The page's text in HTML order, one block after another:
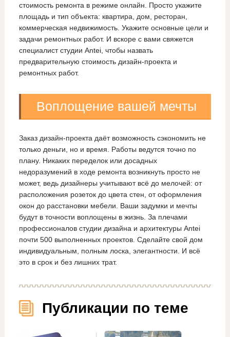
стоимость ремонта в режиме онлайн. Просто укажите
площадь и тип объекта: квартира, дом, ресторан,
коммерческая недвижимость. Укажите основные цели и
задачи ремонтных работ. И вскоре с вами свяжется
специалист студии Antei, чтобы назвать
предварительную стоимость дизайн-проекта и
ремонтных работ.
Воплощение вашей мечты
Заказ дизайн-проекта даёт возможность сэкономить не
только деньги, но и время. Работы ведутся точно по
плану. Никаких переделок или досадных
недоразумений в ходе ремонта возникнуть просто не
может, ведь дизайнеры учитывают всё до мелочей: от
расположения розеток до цвета стен, от оформления
окон до расстановки мебели. Ваши задумки и мечты
будут в точности воплощены в жизнь. За плечами
профессионалов студии дизайна и архитектуры Antei
почти 500 выполненных проектов. Сделайте свой дом
индивидуальным, полным лоска, элегантности. И всё
это в срок и без лишних трат.
Публикации по теме